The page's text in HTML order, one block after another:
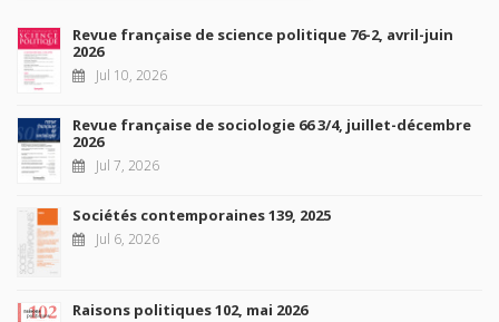
Revue française de science politique 76-2, avril-juin
2026
Jul 10, 2026
Revue française de sociologie 66 3/4, juillet-décembre
2026
Jul 7, 2026
Sociétés contemporaines 139, 2025
Jul 6, 2026
Raisons politiques 102, mai 2026